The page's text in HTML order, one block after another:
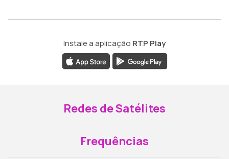
Instale a aplicação RTP Play
Redes de Satélites
Frequências